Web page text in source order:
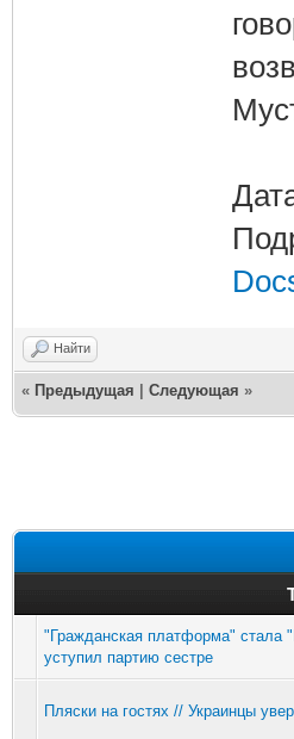
Найти
« Предыдущая Следующая »
"Гражданская платформа" стала
уступил партию сестре
Пляски на гостях // Украинцы